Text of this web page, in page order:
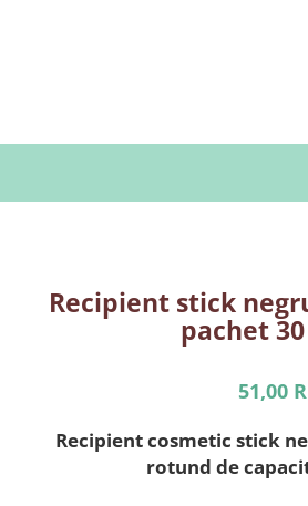
Recipient stick
pachet
51,00
Recipient cosmetic stick
rotund de